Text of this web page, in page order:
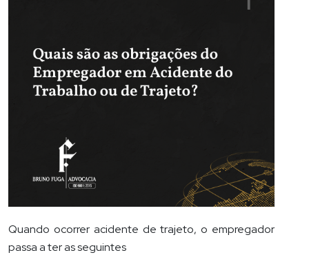
Quando ocorrer acidente de trajeto, o empregador
passa a ter as seguintes